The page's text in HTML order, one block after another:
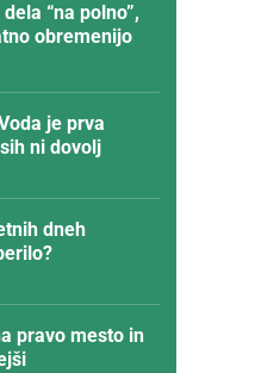
“na polno”,
obremenijo
je prva
ni dovolj
dneh
pravo mesto in